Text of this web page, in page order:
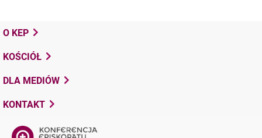
O KEP
KOŚCIÓŁ
DLA MEDIÓW
KONTAKT